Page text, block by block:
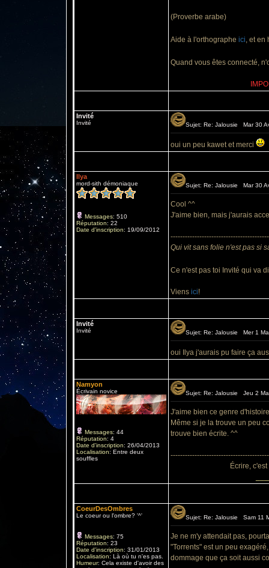
(Proverbe arabe)
Aide à l'orthographe ici, et en
Quand vous êtes connecté,
Invité
Invité Sujet: Re: Jalousie Mar 30
oui un peu kawet et merci
Ilya
mord-sith démoniaque
Messages: 510
Réputation: 22
Date d'inscription: 19/09/2012
Sujet: Re: Jalousie Mar 30
Cool ^^
J'aime bien, mais j'aurais
Qui vit sans folie n'est pas si
Ce n'est pas toi Invité qui va
Viens ici!
Invité
Invité Sujet: Re: Jalousie Mer 1
oui Ilya j'aurais pu faire ça
Namyon
Écrivain novice
Messages: 44
Réputation: 4
Date d'inscription: 26/04/2013
Localisation: Entre deux
souffles
Sujet: Re: Jalousie Jeu 2
J'aime bien ce genre
Même si je la trouve un peu
trouve bien écrite. ^^
Écrire,
CoeurDesOmbres
Le coeur ou l'ombre? '^'
Messages: 75
Réputation: 23
Date d'inscription: 31/01/2013
Localisation: Là où tu n'es pas.
Humeur: Cela existe d'avoir des
Sujet: Re: Jalousie Sam 11
Je ne m'y attendait pas,
"Torrents" est un peu
dommage que ça soit aussi